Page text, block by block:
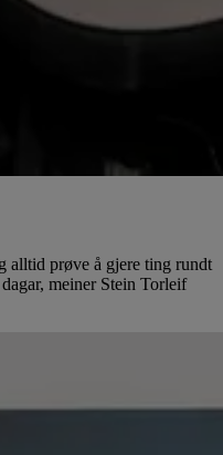
alltid prøve å gjere ting rundt
meiner Stein Torleif